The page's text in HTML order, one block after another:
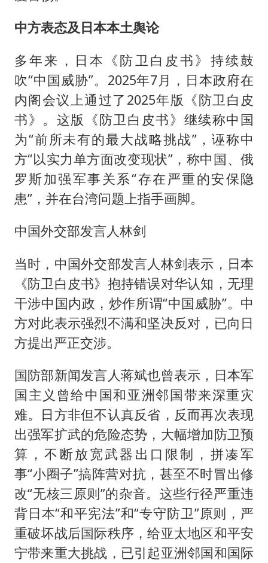
中方表态及日本本土舆论
多年来，日本《防卫白皮书》持续鼓
吹“中国威胁”。2025年7月，日本政府在
内阁会议上通过了2025年版《防卫白皮
书》。这版《防卫白皮书》继续称中国
为“前所未有的最大战略挑战”，诬称中
方“以实力单方面改变现状”，称中国、俄
罗斯加强军事关系“存在严重的安保隐
患”，并在台湾问题上指手画脚。
中国外交部发言人林剑
当时，中国外交部发言人林剑表示，日本
《防卫白皮书》抱持错误对华认知，无理
干涉中国内政，炒作所谓“中国威胁”。中
方对此表示强烈不满和坚决反对，已向日
方提出严正交涉。
国防部新闻发言人蒋斌也曾表示，日本军
国主义曾给中国和亚洲邻国带来深重灾
难。日方非但不认真反省，反而再次表现
出强军扩武的危险态势，大幅增加防卫预
算，不断放宽武器出口限制，拼凑军
事“小圈子”搞阵营对抗，甚至不时冒出修
改“无核三原则”的杂音。这些行径严重违
背日本“和平宪法”和“专守防卫”原则，严
重破坏战后国际秩序，给亚太地区和平安
宁带来重大挑战，已引起亚洲邻国和国际